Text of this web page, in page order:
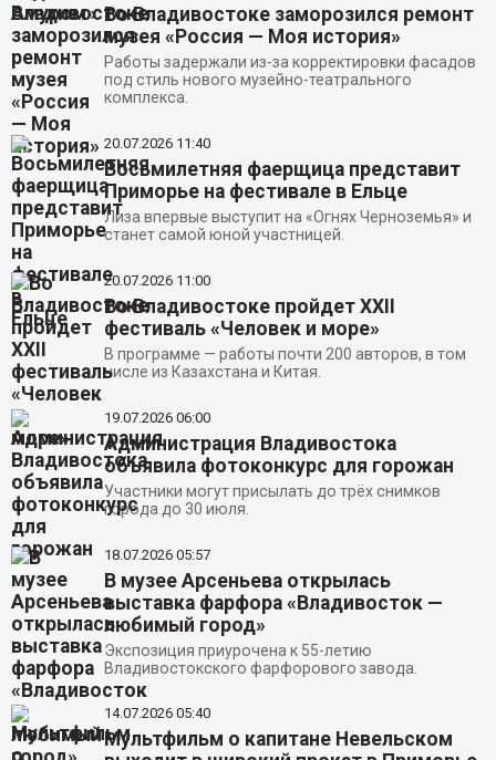
Во Владивостоке заморозился ремонт
музея «Россия — Моя история»
Работы задержали из-за корректировки фасадов
под стиль нового музейно-театрального
комплекса.
20.07.2026 11:40
Восьмилетняя фаерщица представит
Приморье на фестивале в Ельце
Лиза впервые выступит на «Огнях Черноземья» и
станет самой юной участницей.
20.07.2026 11:00
Во Владивостоке пройдет XXII
фестиваль «Человек и море»
В программе — работы почти 200 авторов, в том
числе из Казахстана и Китая.
19.07.2026 06:00
Администрация Владивостока
объявила фотоконкурс для горожан
Участники могут присылать до трёх снимков
города до 30 июля.
18.07.2026 05:57
В музее Арсеньева открылась
выставка фарфора «Владивосток —
любимый город»
Экспозиция приурочена к 55-летию
Владивостокского фарфорового завода.
14.07.2026 05:40
Мультфильм о капитане Невельском